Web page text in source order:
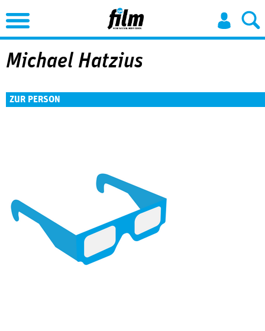
Jump to Navigation
Michael Hatzius
ZUR PERSON